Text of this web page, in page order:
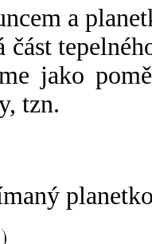
a
část
jako
tzn.